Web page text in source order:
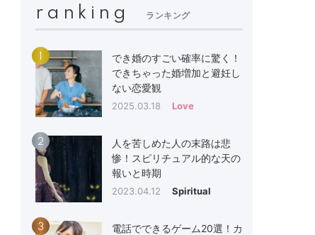
ranking ランキング
でき婚のすごい確率に驚く！
できちゃった婚増加と避妊し
ない恋愛観
2025.03.18 Love
2
人を苦しめた人の末路は悲
惨！スピリチュアル的な天の
報いと時期
2023.04.12 Spiritual
3
電話でできるゲーム20選！カ